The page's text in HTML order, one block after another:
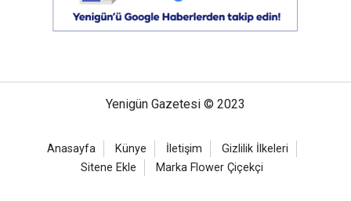
Yenigün Gazetesi © 2023
Anasayfa Künye İletişim
Gizlilik İlkeleri
Sitene Ekle
Marka Flower Çiçekçi